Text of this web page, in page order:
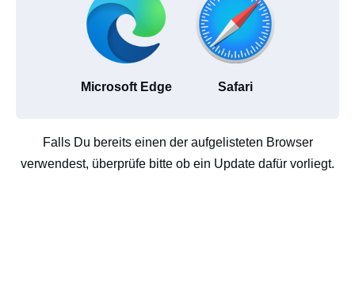
Microsoft Edge Safari
Falls Du bereits einen der aufgelisteten Browser
verwendest, überprüfe bitte ob ein Update dafür vorliegt.